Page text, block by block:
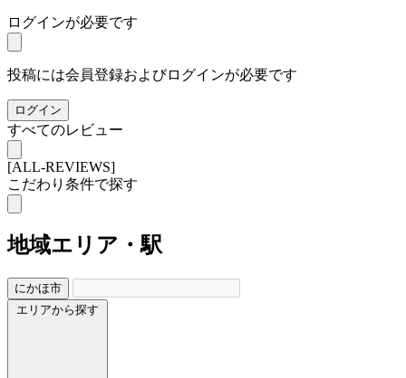
ログインが必要です
投稿には会員登録およびログインが必要です
ログイン
すべてのレビュー
[ALL-REVIEWS]
こだわり条件で探す
地域エリア・駅
にかほ市
エリアから探す